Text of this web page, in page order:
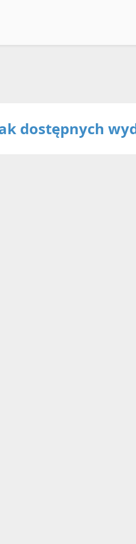
dostępnych